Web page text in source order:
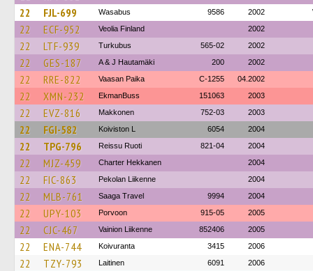
22
FJL-699 Wasabus 9586 2002
22 ECF-952 Veolia Finland 2002
22 LTF-939 Turkubus 565-02 2002
22 GES-187 A & J Hautamäki 200 2002
22 RRE-822 Vaasan Paika C-1255 04.2002
22 XMN-232 EkmanBuss 151063 2003
22 EVZ-816 Makkonen 752-03 2003
22 FGI-582 Koiviston L 6054 2004
22 TPG-796 Reissu Ruoti 821-04 2004
22 MJZ-459 Charter Hekkanen 2004
22 FIC-863 Pekolan Liikenne 2004
22 MLB-761 Saaga Travel 9994 2004
22 UPY-103 Porvoon 915-05 2005
22 CJC-467 Vainion Liikenne 852406 2005
22 ENA-744 Koivuranta 3415 2006
22 TZY-793 Laitinen 6091 2006